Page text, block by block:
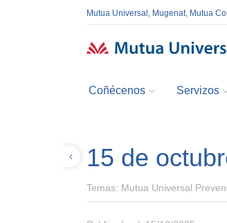
Mutua Universal, Mugenat, Mutua
Coñécenos Servizos
15 de
Temas: Mutua Universal